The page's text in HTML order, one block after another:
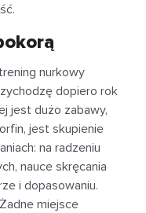
nurkowy
dopiero rok
jest dużo zabawy,
jest skupienie
na radzeniu
nauce skręcania
i dopasowaniu.
miejsce